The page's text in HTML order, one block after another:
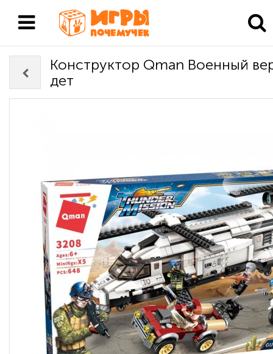
Конструктор Qman Военный
дет